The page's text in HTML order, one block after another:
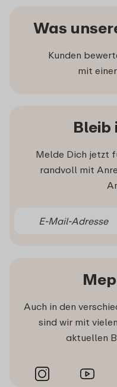
Was
Kunden
mit
Bleib
Melde Dich jetzt
randvoll mit
Auch in den
sind wir mit
aktuellen